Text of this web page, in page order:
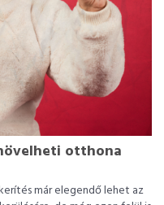
otthona
már elegendő lehet az